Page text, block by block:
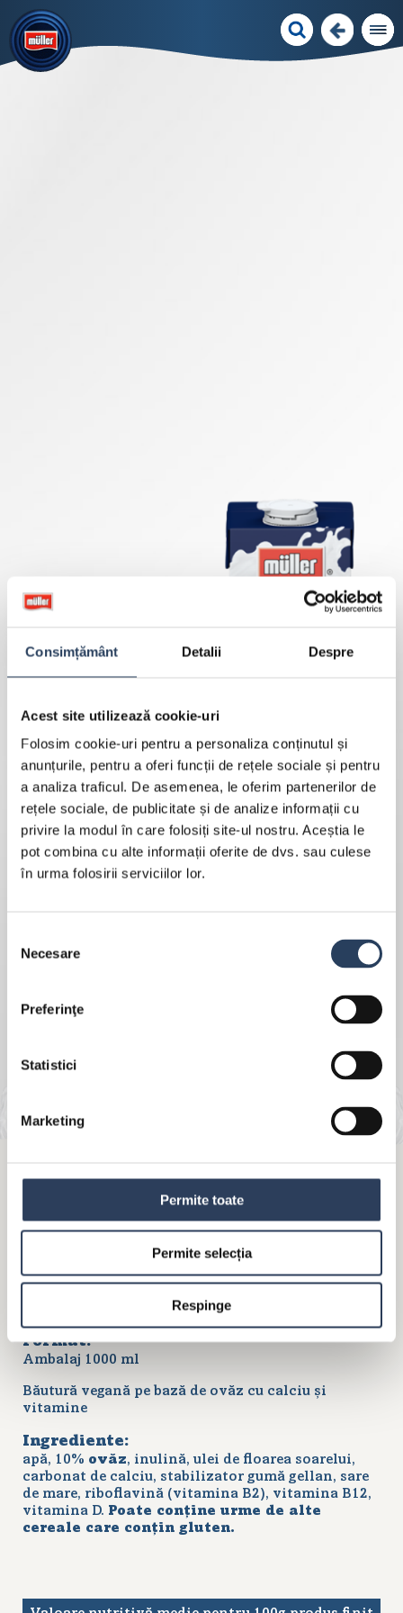
Consimțământ Detalii Despre
Acest site utilizează cookie-uri
Folosim cookie-uri pentru a personaliza conținutul și
anunțurile, pentru a oferi funcții de rețele sociale și pentru
a analiza traficul. De asemenea, le oferim partenerilor de
rețele sociale, de publicitate și de analize informații cu
privire la modul în care folosiți site-ul nostru. Aceștia le
pot combina cu alte informații oferite de dvs. sau culese
în urma folosirii serviciilor lor.
consimțământului
Necesare
Preferinţe
Statistici
Marketing
Permite toate
Permite selecția
Respinge
MÜLLER VEGAN OVĂZ
Format:
Ambalaj 1000 ml
Băutură vegană pe bază de ovăz cu calciu și
vitamine
Ingrediente:
apă, 10% ovăz, inulină, ulei de floarea soarelui,
carbonat de calciu, stabilizator gumă gellan, sare
de mare, riboflavină (vitamina B2), vitamina B12,
vitamina D. Poate conține urme de alte
cereale care conțin gluten.